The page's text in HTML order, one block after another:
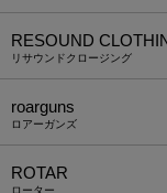
RESOUND
リサウンドクロージング
roarguns
ロアーガンズ
ROTAR
ローター